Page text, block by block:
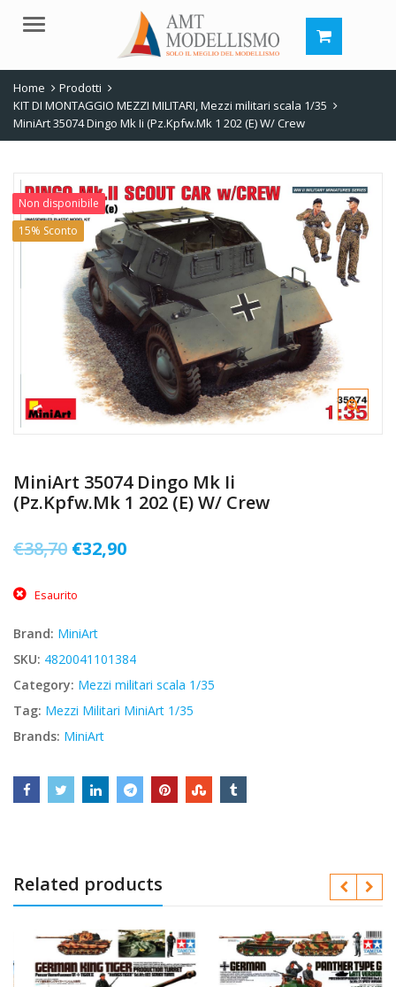
Menu
Home
Prodotti
KIT DI MONTAGGIO MEZZI MILITARI,Mezzi militari scala 1/35
MiniArt 35074 Dingo Mk Ii (Pz.Kpfw.Mk 1 202 (E) W/ Crew
Non disponibile
15% Sconto
MiniArt 35074 Dingo Mk Ii
(Pz.Kpfw.Mk 1 202 (E) W/ Crew
€38,70 Il
originale
era:
€38,70.
€32,90Il
€32,90.
Esaurito
Brand: MiniArt
SKU: 4820041101384
Category: Mezzi militari scala 1/35
Tag: Mezzi Militari MiniArt 1/35
Brands: MiniArt
Related products